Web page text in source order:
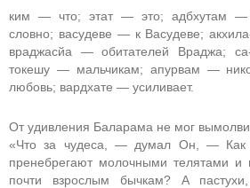
ким — что; этат — это; адбхутам —
словно; васудеве — к Васудеве;
враджасйа — обитателей Враджа;
токешу — мальчикам; апурвам —
любовь; вардхате — усиливает.
От удивления Баларама не мог
«Что за чудеса, — думал Он, — Как
пренебрегают молочными телятами и
почти взрослым бычкам? А